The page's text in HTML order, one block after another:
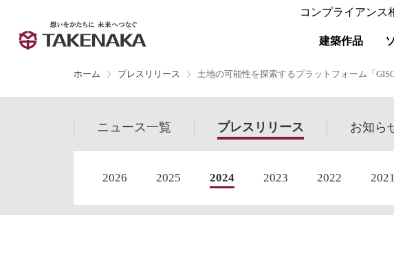
建築作品
コンプライアンス
ホーム プレスリリース 土地の可能性を探索するプラットフォーム「
ニュース一覧 プレス リリース お知ら
2026 2025 2024 2023 2022 2021